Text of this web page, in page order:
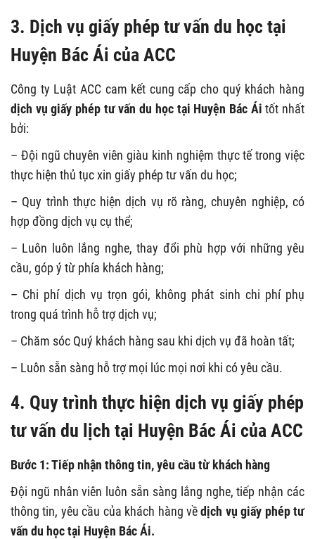
3. Dịch vụ giấy phép tư vấn du học tại
Huyện Bác Ái của ACC
Công ty Luật ACC cam kết cung cấp cho quý khách hàng
dịch vụ giấy phép tư vấn du học tại Huyện Bác Ái tốt nhất
bởi:
– Đội ngũ chuyên viên giàu kinh nghiệm thực tế trong việc
thực hiện thủ tục xin giấy phép tư vấn du học;
– Quy trình thực hiện dịch vụ rõ ràng, chuyên nghiệp, có
hợp đồng dịch vụ cụ thể;
– Luôn luôn lắng nghe, thay đổi phù hợp với những yêu
cầu, góp ý từ phía khách hàng;
– Chi phí dịch vụ trọn gói, không phát sinh chi phí phụ
trong quá trình hỗ trợ dịch vụ;
– Chăm sóc Quý khách hàng sau khi dịch vụ đã hoàn tất;
– Luôn sẵn sàng hỗ trợ mọi lúc mọi nơi khi có yêu cầu.
4. Quy trình thực hiện dịch vụ giấy phép
tư vấn du lịch tại Huyện Bác Ái của ACC
Bước 1: Tiếp nhận thông tin, yêu cầu từ khách hàng
Đội ngũ nhân viên luôn sẵn sàng lắng nghe, tiếp nhận các
thông tin, yêu cầu của khách hàng vềdịch vụ giấy phép tư
vấn du học tại Huyện Bác Ái.